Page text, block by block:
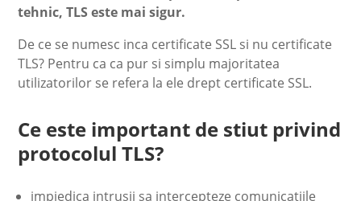
tehnic, TLS este mai sigur.
De ce se numesc inca certificate SSL si nu certificate
TLS? Pentru ca ca pur si simplu majoritatea
utilizatorilor se refera la ele drept certificate SSL.
Ce este important de stiut privind
protocolul TLS?
impiedica intrusii sa intercepteze comunicatiile